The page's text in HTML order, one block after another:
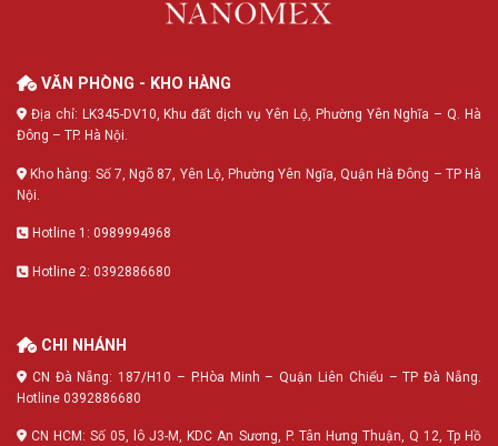
VĂN PHÒNG - KHO HÀNG
Địa chỉ: LK345-DV10, Khu đất dịch vụ Yên Lộ, Phường Yên Nghĩa – Q. Hà
Đông – TP. Hà Nội.
Kho hàng: Số 7, Ngõ 87, Yên Lộ, Phường Yên Ngĩa, Quận Hà Đông – TP Hà
Nội.
Hotline 1: 0989994968
Hotline 2: 0392886680
CHI NHÁNH
CN Đà Nẵng: 187/H10 – P.Hòa Minh – Quận Liên Chiểu – TP Đà Nẵng.
Hotline 0392886680
CN HCM: Số 05, lô J3-M, KDC An Sương, P. Tân Hưng Thuận, Q 12, Tp Hồ